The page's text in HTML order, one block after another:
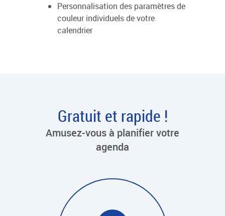
Personnalisation des paramètres de
couleur individuels de votre
calendrier
Gratuit et rapide !
Amusez-vous à planifier votre
agenda